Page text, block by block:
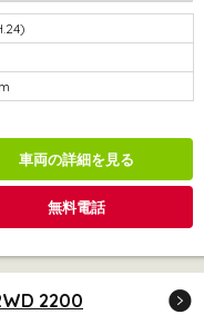
車両の詳細を見る
無料電話
2200